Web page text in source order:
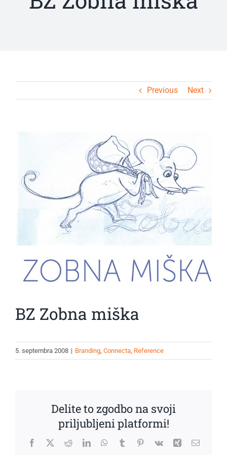
Previous Next
BZ Zobna miška
5. septembra 2008 | Branding, Connecta, Reference
Delite to zgodbo na svoji
priljubljeni platformi!
Facebook
X RedditLinkedInWhatsApp
TumblrPinterest
Vk Xing Email